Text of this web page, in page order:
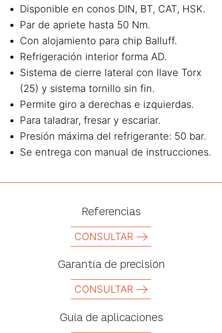
Disponible en conos DIN, BT, CAT, HSK.
Par de apriete hasta 50 Nm.
Con alojamiento para chip Balluff.
Refrigeración interior forma AD.
Sistema de cierre lateral con llave Torx
(25) y sistema tornillo sin fin.
Permite giro a derechas e izquierdas.
Para taladrar, fresar y escariar.
Presión máxima del refrigerante: 50 bar.
Se entrega con manual de instrucciones.
Referencias
CONSULTAR
Garantía de precisión
CONSULTAR
Guía de aplicaciones